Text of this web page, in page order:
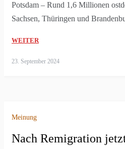
Potsdam – Rund 1,6 Millionen
Sachsen, Thüringen und
WEITER
23. September 2024
Meinung
Nach Remigration